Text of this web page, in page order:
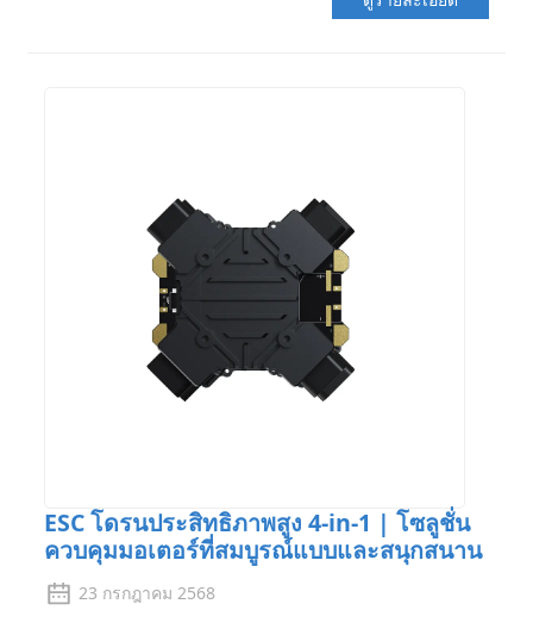
ESC โดรนประสิทธิภาพสูง 4-in-1 | โซลูชั่น
ควบคุมมอเตอร์ที่สมบูรณ์แบบและสนุกสนาน
23 กรกฎาคม 2568